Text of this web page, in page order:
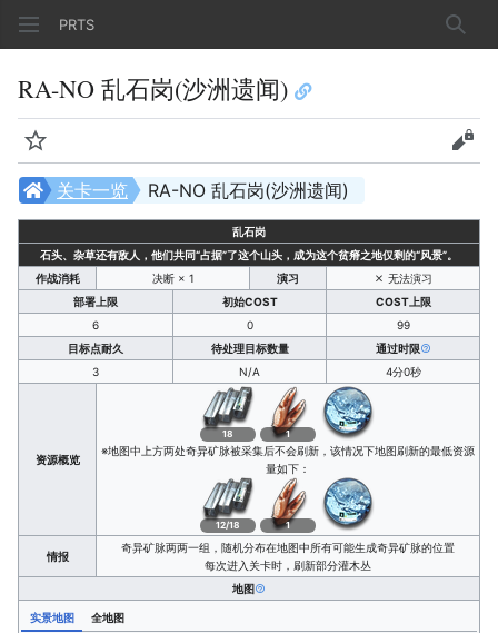
PRTS 搜索
RA-NO 乱石岗(沙洲遗闻)
监视 查看
RA-NO 乱石岗(沙洲遗闻)
关卡一览
乱石岗
石头、杂草还有敌人，他们共同“占据”了这个山头，成为这个贫瘠之地仅剩的“风景”。
作战消耗
决断 × 1 演习
无法演习
部署上限
初始COST
COST上限
6
0
99
目标点耐久
待处理目标数量
通过时限
3
N/A 4分0秒
资源概览
18 1
※地图中上方两处奇异矿脉被采集后不会刷新，该情况下地图刷新的最低资源
量如下：
12/18 1
情报
奇异矿脉两两一组，随机分布在地图中所有可能生成奇异矿脉的位置
每次进入关卡时，刷新部分灌木丛
地图
实景地图 全地图